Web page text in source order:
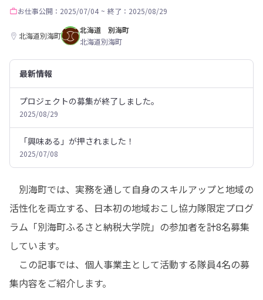
お仕事公開：2025/07/04 ~ 終了：2025/08/29
北海道別海町
北海道 別海町
北海道別海町
最新情報
プロジェクトの募集が終了しました。
2025/08/29
「興味ある」が押されました！
2025/07/08
別海町では、実務を通して自身のスキルアップと地域の
活性化を両立する、日本初の地域おこし協力隊限定プログ
ラム「別海町ふるさと納税大学院」の参加者を計8名募集
しています。
この記事では、個人事業主として活動する隊員4名の募
集内容をご紹介します。